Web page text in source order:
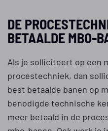
DE
BETAALDE MBO-
Als je solliciteert op een
procestechniek, dan
best betaalde banen op
benodigde technische
meer betaald in de